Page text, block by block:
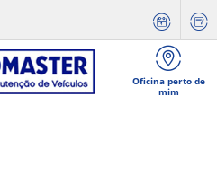
Oficina perto de
mim